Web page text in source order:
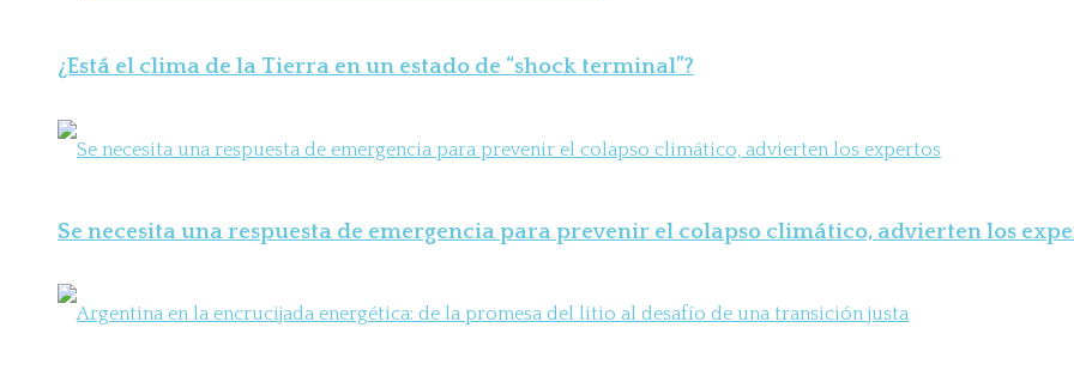
¿Está el clima de la Tierra en un estado de “shock terminal”?
Se necesita una respuesta de emergencia para prevenir el colapso climático, advierten los